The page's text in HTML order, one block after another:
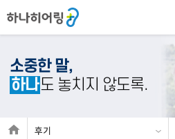
소중한 말,
하나도 놓치지 않도록.
후기